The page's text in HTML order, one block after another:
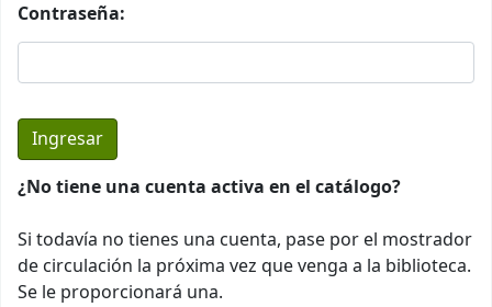
Contraseña:
¿No tiene una cuenta activa en el catálogo?
Si todavía no tienes una cuenta, pase por el mostrador
de circulación la próxima vez que venga a la biblioteca.
Se le proporcionará una.